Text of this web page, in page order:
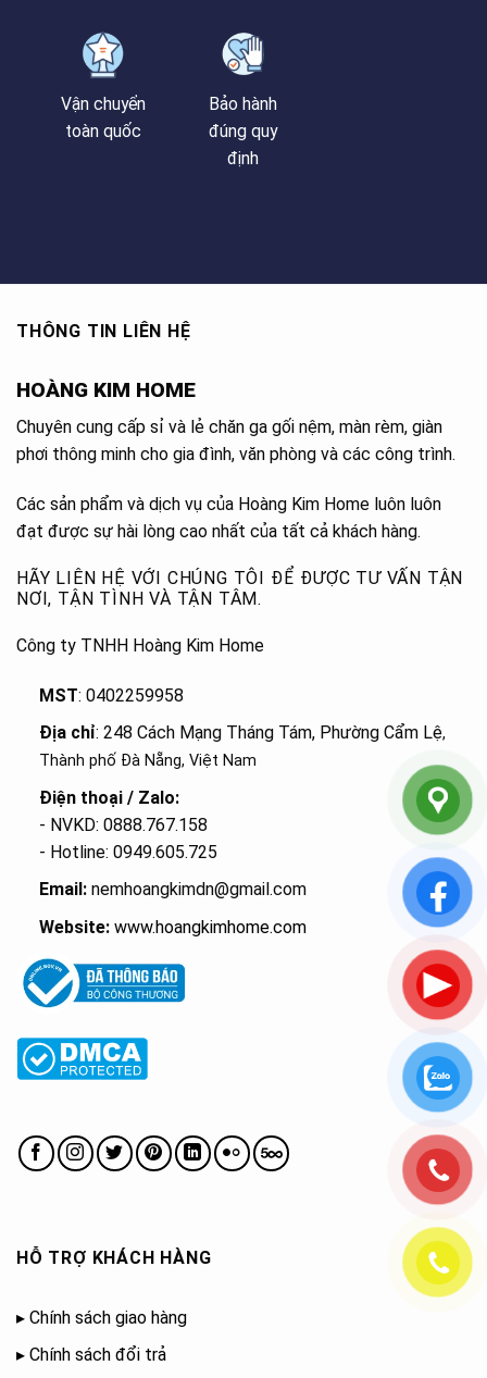
Vận chuyển
toàn quốc
Bảo hành
đúng quy
định
THÔNG TIN LIÊN HỆ
HOÀNG KIM HOME
Chuyên cung cấp sỉ và lẻ chăn ga gối nệm, màn rèm, giàn
phơi thông minh cho gia đình, văn phòng và các công trình.
Các sản phẩm và dịch vụ của Hoàng Kim Home luôn luôn
đạt được sự hài lòng cao nhất của tất cả khách hàng.
HÃY LIÊN HỆ VỚI CHÚNG TÔI ĐỂ ĐƯỢC TƯ VẤN TẬN
NƠI, TẬN TÌNH VÀ TẬN TÂM.
Công ty TNHH Hoàng Kim Home
MST: 0402259958
Địa chỉ: 248 Cách Mạng Tháng Tám, Phường Cẩm Lệ,
Thành phố Đà Nẵng, Việt Nam
Điện thoại / Zalo:
- NVKD: 0888.767.158
- Hotline: 0949.605.725
Email:nemhoangkimdn@gmail.com
Website: www.hoangkimhome.com
HỖ TRỢ KHÁCH HÀNG
▸ Chính sách giao hàng
▸ Chính sách đổi trả